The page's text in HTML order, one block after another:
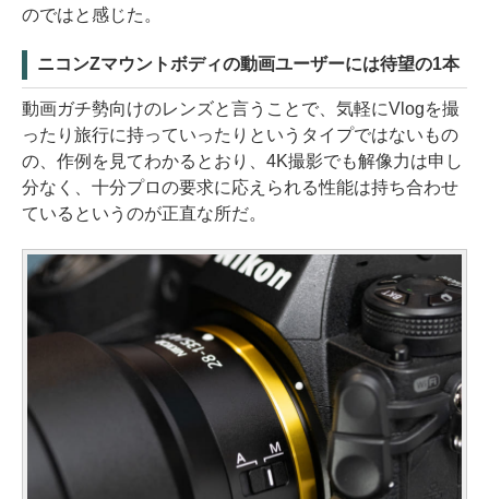
のではと感じた。
ニコンZマウントボディの動画ユーザーには待望の1本
動画ガチ勢向けのレンズと言うことで、気軽にVlogを撮
ったり旅行に持っていったりというタイプではないもの
の、作例を見てわかるとおり、4K撮影でも解像力は申し
分なく、十分プロの要求に応えられる性能は持ち合わせ
ているというのが正直な所だ。